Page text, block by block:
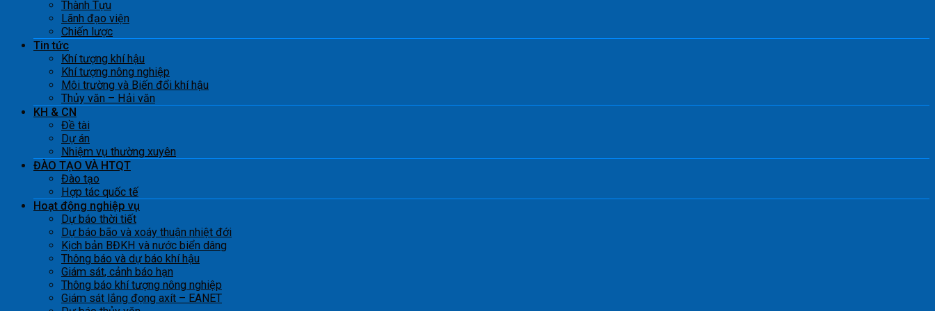
Thành Tựu
Lãnh đạo viện
Chiến lược
Tin tức
Khí tượng khí hậu
Khí tượng nông nghiệp
Môi trường và Biến đổi khí hậu
Thủy văn – Hải văn
KH & CN
Đề tài
Dự án
Nhiệm vụ thường xuyên
ĐÀO TẠO VÀ HTQT
Đào tạo
Hợp tác quốc tế
Hoạt động nghiệp vụ
Dự báo thời tiết
Dự báo bão và xoáy thuận nhiệt đới
Kịch bản BĐKH và nước biển dâng
Thông báo và dự báo khí hậu
Giám sát, cảnh báo hạn
Thông báo khí tượng nông nghiệp
Giám sát lắng đọng axít – EANET